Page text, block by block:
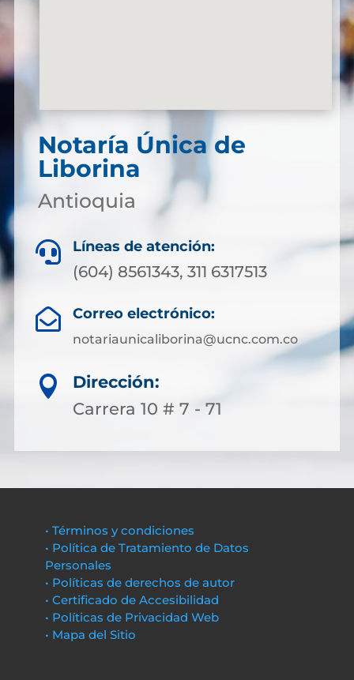
Notaría Única de
Liborina
Antioquia
 Líneas de atención:
(604) 8561343, 311 6317513
 Correo electrónico:
notariaunicaliborina@ucnc.com.co

Dirección:
Carrera 10 # 7 - 71
• Términos y condiciones
• Política de Tratamiento de Datos
Personales
• Políticas de derechos de autor
• Certificado de Accesibilidad
• Políticas de Privacidad Web
• Mapa del Sitio